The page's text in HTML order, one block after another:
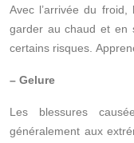
Avec l’arrivée du
garder au chaud et en
certains risques.
– Gelure
Les blessures
généralement aux